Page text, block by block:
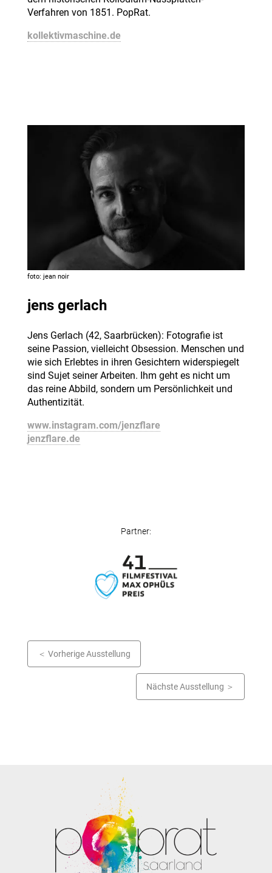
Verfahren von 1851. PopRat.
kollektivmaschine.de
foto: jean noir
jens gerlach
Jens Gerlach (42, Saarbrücken): Fotografie ist
seine Passion, vielleicht Obsession. Menschen und
wie sich Erlebtes in ihren Gesichtern widerspiegelt
sind Sujet seiner Arbeiten. Ihm geht es nicht um
das reine Abbild, sondern um Persönlichkeit und
Authentizität.
www.instagram.com/jenzflare
jenzflare.de
Partner:
Vorherige Ausstellung
Nächste Ausstellung